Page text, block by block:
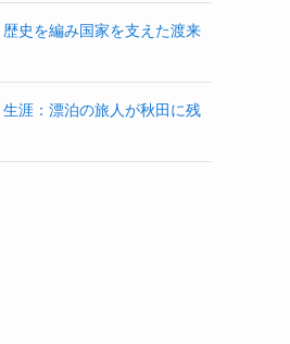
史を編み国家を支えた渡来
涯：漂泊の旅人が秋田に残